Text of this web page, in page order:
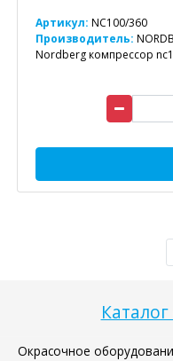
Окрасочное
Артикул: NC100/360
Производитель:
Nordberg компрессор